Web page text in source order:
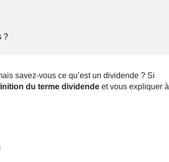
?
savez-vous ce qu’est un dividende ? Si
du terme dividende et vous expliquer à